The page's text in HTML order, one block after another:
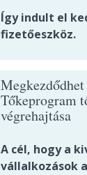
Így indult el
fizetőeszköz.
Tőkeprogram
végrehajtása
A cél, hogy a
vállalkozások